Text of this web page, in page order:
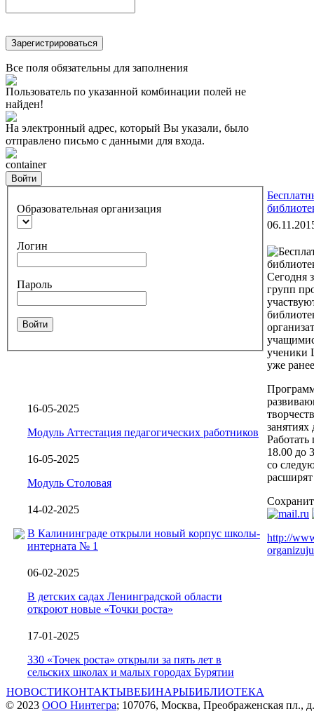
Зарегистрироваться
Все поля обязательны для заполнения
Пользователь по указанной комбинации полей не
найден!
На электронный адрес, который Вы указали, было
отправлено письмо с данными для входа.
container
Войти
Образовательная организация
Логин
Пароль
Войти
16-05-2025
Модуль Аттестация педагогических работников
16-05-2025
Модуль Столовая
14-02-2025
В Калининграде открыли новый корпус школы-
интерната № 1
06-02-2025
В детских садах Ленинградской области
откроют новые «Точки роста»
17-01-2025
330 «Точек роста» открыли за пять лет в
сельских школах и малых городах Бурятии
Сегодня
групп
ученики
уже
Работать
18.00 до
со
http://
НОВОСТИКОНТАКТЫВЕБИНАРЫБИБЛИОТЕКА
© 2023 ООО Нинтегра; 107076, Москва, Преображенская пл.,